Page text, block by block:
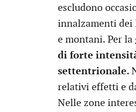
escludono
innalzamenti dei
e montani. Per
di forte
settentrionale.
relativi effetti e
Nelle zone